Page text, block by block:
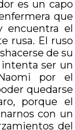
es un capo
que
encuentra el
rusa. El ruso
de su
ser un
por el
quedarse
porque el
con un
del